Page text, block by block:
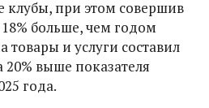
клубы, при этом совершив
больше, чем годом
товары и услуги составил
20% выше показателя
года.